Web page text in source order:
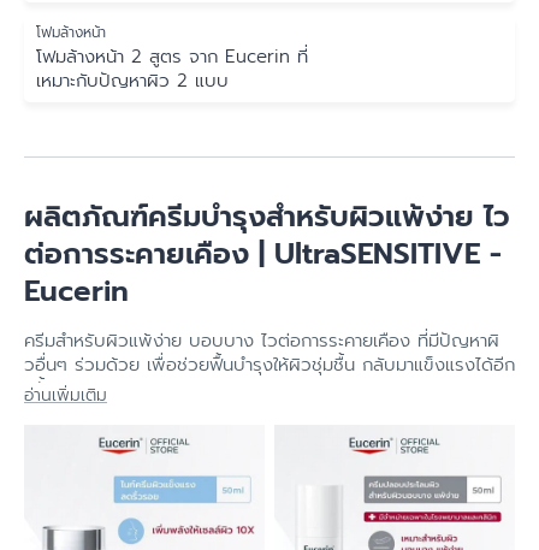
โฟมล้างหน้า
โฟมล้างหน้า 2 สูตร จาก Eucerin ที่
เหมาะกับปัญหาผิว 2 แบบ
ผลิตภัณฑ์ครีมบำรุงสำหรับผิวแพ้ง่าย ไว
ต่อการระคายเคือง | UltraSENSITIVE -
Eucerin
ครีมสำหรับผิวแพ้ง่าย บอบบาง ไวต่อการระคายเคือง ที่มีปัญหาผิ
วอื่นๆ ร่วมด้วย เพื่อช่วยฟื้นบำรุงให้ผิวชุ่มชื้น กลับมาแข็งแรงได้อีก
ครั้ง - ยูเซอริน
อ่านเพิ่มเติม